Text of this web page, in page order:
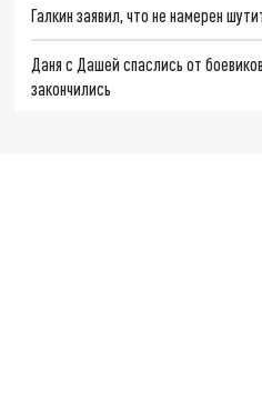
Галкин заявил, что не намерен
Даня с Дашей спаслись от
закончились